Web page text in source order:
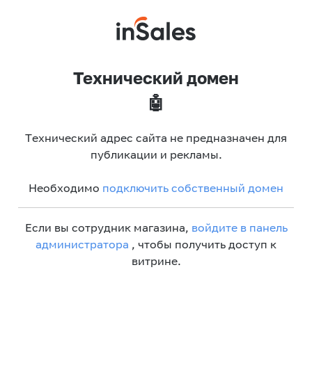
Технический домен
🤖
Технический адрес сайта не предназначен для
публикации и рекламы.
Необходимо подключить собственный домен
Если вы сотрудник магазина, войдите в панель
администратора , чтобы получить доступ к
витрине.